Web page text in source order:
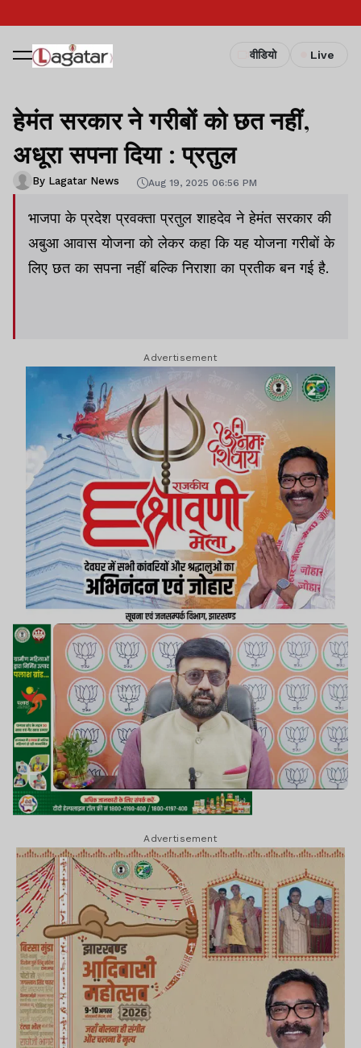
वीडियो Live
हेमंत सरकार ने गरीबों को छत नहीं,
अधूरा सपना दिया : प्रतुल
By Lagatar News Aug 19, 2025 06:56 PM
भाजपा के प्रदेश प्रवक्ता प्रतुल शाहदेव ने हेमंत सरकार की
अबुआ आवास योजना को लेकर कहा कि यह योजना गरीबों के
लिए छत का सपना नहीं बल्कि निराशा का प्रतीक बन गई है.
Advertisement
Advertisement